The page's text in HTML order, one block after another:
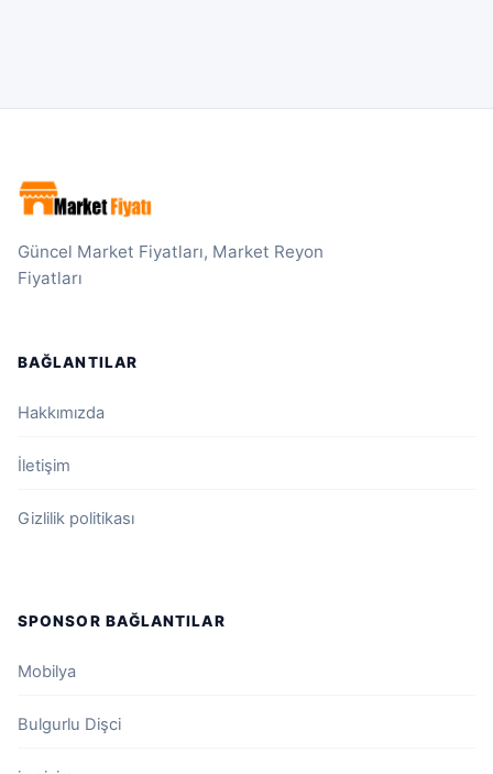
Güncel Market Fiyatları, Market Reyon
Fiyatları
BAĞLANTILAR
Hakkımızda
İletişim
Gizlilik politikası
SPONSOR BAĞLANTILAR
Mobilya
Bulgurlu Dişci